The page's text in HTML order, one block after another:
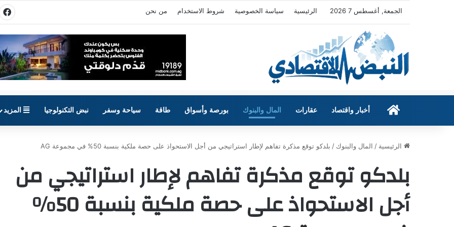
الجمعة, أغسطس 7 2026 الرئيسية سياسة الخصوصية شروط الاستخدام من نحن
الرئيسيةأخبار واقتصاد عقارات المال والبنوك بورصة وأسواق طاقة سياحة وسفر نبض التكنولوجيا المزيد
الرئيسية / المال والبنوك / بلدكو توقع مذكرة تفاهم لإطار استراتيجي من أجل الاستحواذ على حصة ملكية بنسبة 50% في مجموعة AG
بلدكو توقع مذكرة تفاهم لإطار استراتيجي من
أجل الاستحواذ على حصة ملكية بنسبة 50%